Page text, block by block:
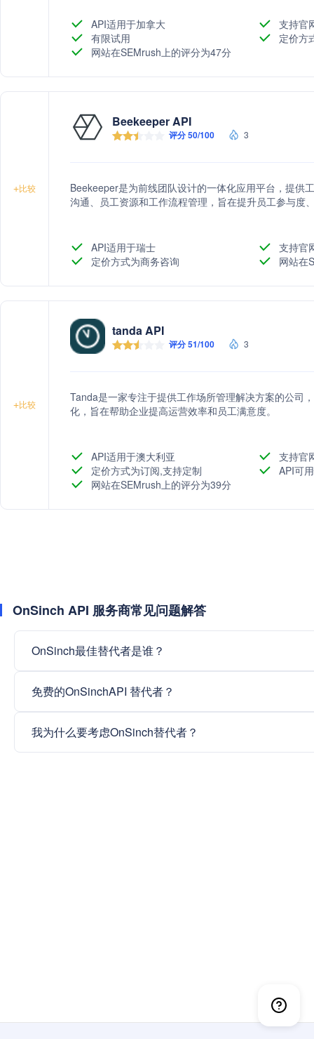
API适用于加拿大
支持官
有限试用
定价方
网站在SEMrush上的评分为47分
+比较
Beekeeper API
评分 50/100 3
Beekeeper是为前线团队设计的一体化应用平台，提供
沟通、员工资源和工作流程管理，旨在提升员工参与度
API适用于瑞士
支持官
定价方式为商务咨询
网站在
+比较
tanda API
评分 51/100 3
Tanda是一家专注于提供工作场所管理解决方案的公司
化，旨在帮助企业提高运营效率和员工满意度。
API适用于澳大利亚
支持官
定价方式为订阅,支持定制
API可
网站在SEMrush上的评分为39分
OnSinch API 服务商常见问题解答
OnSinch最佳替代者是谁？
免费的OnSinchAPI 替代者？
我为什么要考虑OnSinch替代者？